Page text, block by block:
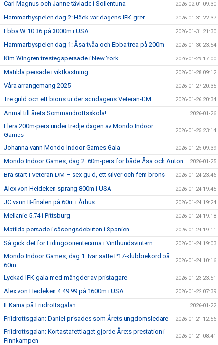
Carl Magnus och Janne tävlade i Sollentuna 2026-02-01 09:30
Hammarbyspelen dag 2: Häck var dagens IFK-gren 2026-01-31 22:37
Ebba W 10:36 på 3000m i USA 2026-01-31 21:30
Hammarbyspelen dag 1: Åsa tvåa och Ebba trea på 200m 2026-01-30 23:54
Kim Wingren trestegspersade i New York 2026-01-29 17:00
Matilda persade i viktkastning 2026-01-28 09:12
Våra arrangemang 2025 2026-01-27 20:35
Tre guld och ett brons under söndagens Veteran-DM 2026-01-26 20:34
Anmäl till årets Sommaridrottsskola! 2026-01-26
Flera 200m-pers under tredje dagen av Mondo Indoor
Games
2026-01-25 23:14
Johanna vann Mondo Indoor Games Gala 2026-01-25 09:39
Mondo Indoor Games, dag 2: 60m-pers för både Åsa och Anton 2026-01-25
Bra start i Veteran-DM – sex guld, ett silver och fem brons 2026-01-24 23:46
Alex von Heideken sprang 800m i USA 2026-01-24 19:45
JC vann B-finalen på 60m i Århus 2026-01-24 19:24
Mellanie 5.74 i Pittsburg 2026-01-24 19:18
Matilda persade i säsongsdebuten i Spanien 2026-01-24 19:11
Så gick det för Lidingöorienterarna i Vinthundsvintern 2026-01-24 19:03
Mondo Indoor Games, dag 1: Ivar satte P17-klubbrekord på
60m
2026-01-24 10:16
Lyckad IFK-gala med mängder av pristagare 2026-01-23 23:51
Alex von Heideken 4.49.99 på 1600m i USA 2026-01-22 07:39
IFKarna på Friidrottsgalan 2026-01-22
Friidrottsgalan: Daniel prisades som Årets ungdomsledare 2026-01-21 12:56
Friidrottsgalan: Kortastafettlaget gjorde Årets prestation i
Finnkampen
2026-01-21 08:41